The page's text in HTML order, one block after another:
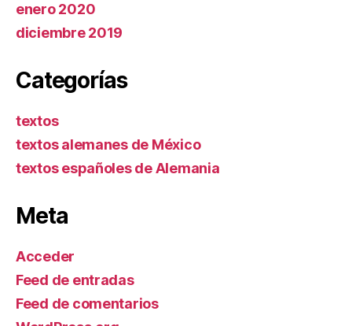
enero 2020
diciembre 2019
Categorías
textos
textos alemanes de México
textos españoles de Alemania
Meta
Acceder
Feed de entradas
Feed de comentarios